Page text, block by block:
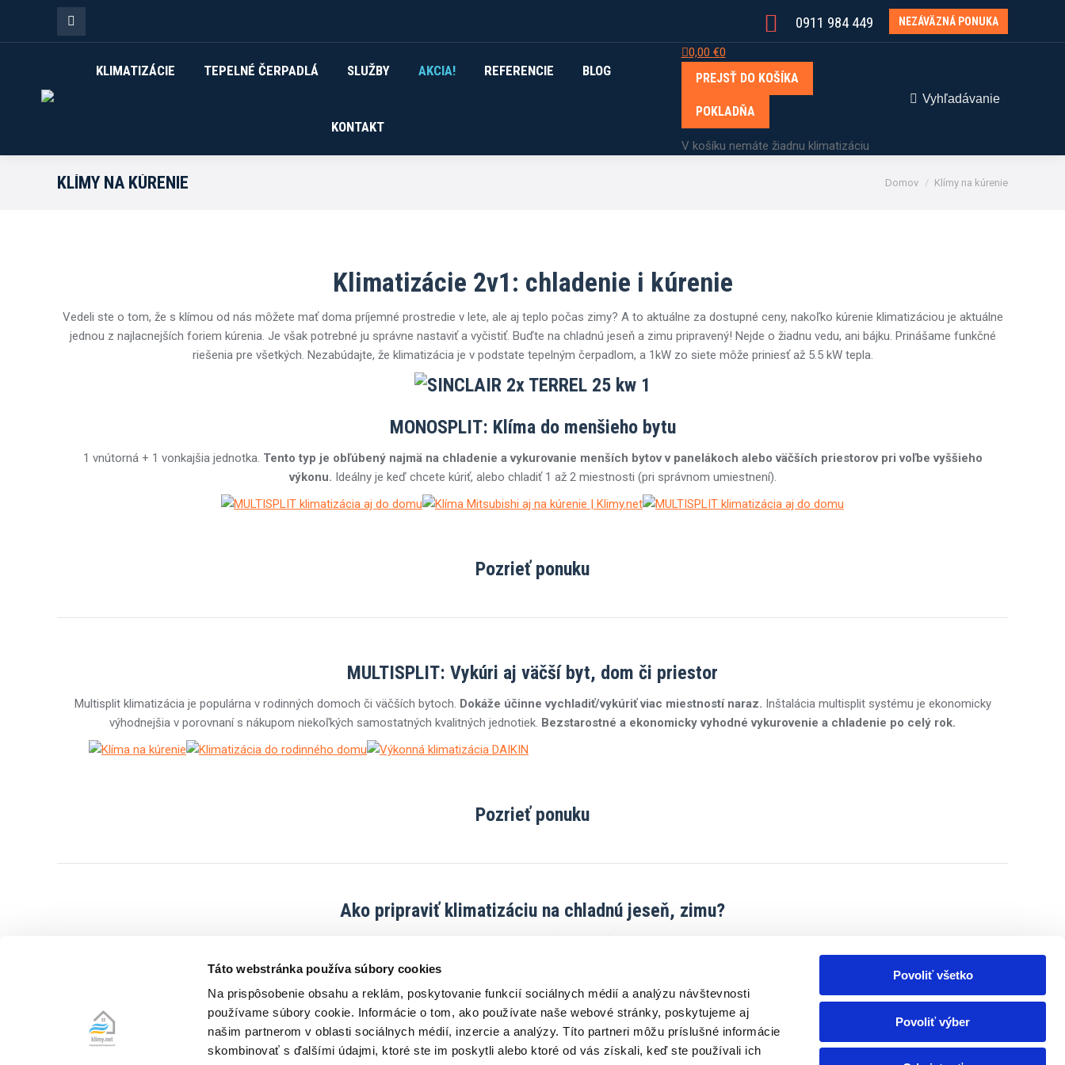
Táto webstránka používa súbory cookies
Na prispôsobenie obsahu a reklám, poskytovanie funkcií sociálnych médií a analýzu návštevnosti
používame súbory cookie. Informácie o tom, ako používate naše webové stránky, poskytujeme aj
našim partnerom v oblasti sociálnych médií, inzercie a analýzy. Títo partneri môžu príslušné informácie
skombinovať s ďalšími údajmi, ktoré ste im poskytli alebo ktoré od vás získali, keď ste používali ich
Povoliť všetko
Povoliť výber
Facebook
window
0911 984 449 NEZÁVÄZNÁ PONUKA
KLIMATIZÁCIE TEPELNÉ ČERPADLÁ SLUŽBY AKCIA! REFERENCIE BLOG
KONTAKT
0,00 €0
PREJSŤ DO KOŠÍKA
POKLADŇA
V košíku nemáte žiadnu klimatizáciu
Hľadanie:
Vyhľadávanie
KLÍMY NA KÚRENIE You are here:
Domov Klímy na kúrenie
Klimatizácie 2v1: chladenie i kúrenie
Vedeli ste o tom, že s klímou od nás môžete mať doma príjemné prostredie v lete, ale aj teplo počas zimy? A to aktuálne za dostupné ceny, nakoľko kúrenie klimatizáciou je aktuálne
jednou z najlacnejších foriem kúrenia. Je však potrebné ju správne nastaviť a vyčistiť. Buďte na chladnú jeseň a zimu pripravený! Nejde o žiadnu vedu, ani bájku. Prinášame funkčné
riešenia pre všetkých. Nezabúdajte, že klimatizácia je v podstate tepelným čerpadlom, a 1kW zo siete môže priniesť až 5.5 kW tepla.
MONOSPLIT: Klíma do menšieho bytu
1 vnútorná + 1 vonkajšia jednotka. Tento typ je obľúbený najmä na chladenie a vykurovanie menších bytov v panelákoch alebo väčších priestorov pri voľbe vyššieho
výkonu. Ideálny je keď chcete kúriť, alebo chladiť 1 až 2 miestnosti (pri správnom umiestnení).
Pozrieť ponuku
MULTISPLIT: Vykúri aj väčší byt, dom či priestor
Multisplit klimatizácia je populárna v rodinných domoch či väčších bytoch. Dokáže účinne vychladiť/vykúriť viac miestností naraz. Inštalácia multisplit systému je ekonomicky
výhodnejšia v porovnaní s nákupom niekoľkých samostatných kvalitných jednotiek. Bezstarostné a ekonomicky vyhodné vykurovenie a chladenie po celý rok.
Pozrieť ponuku
Ako pripraviť klimatizáciu na chladnú jeseň, zimu?
Získajte servis na rok 2023 zdarma.
Máte s klímou na kúrenie dobrú skúsenosť? Odporučte túto variantu kúrenia svojej rodine, priateľom a ak si kúpia klímu od nás, vy máte servis na náš účet! Teda zadarminko. Akcia